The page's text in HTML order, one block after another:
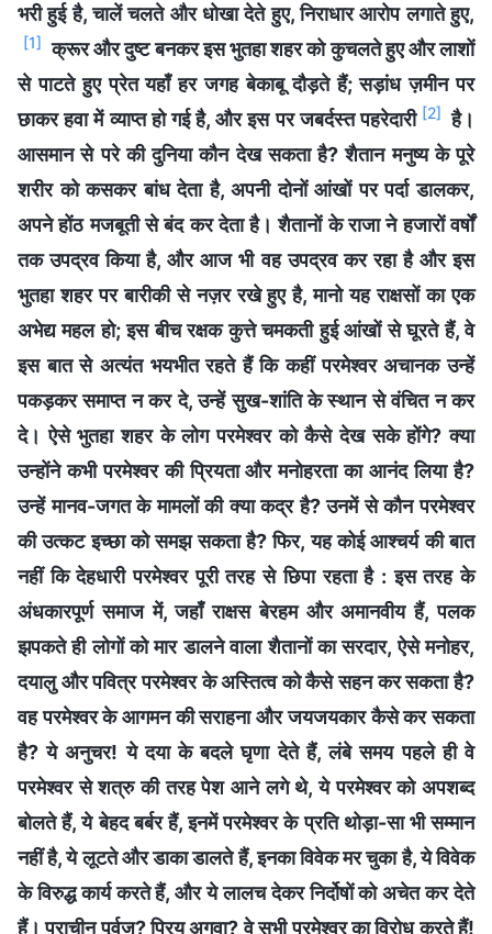
भरी हुई है, चालें चलते और धोखा देते हुए, निराधार आरोप लगाते हुए,
[1] क्रूर और दुष्ट बनकर इस भुतहा शहर को कुचलते हुए और लाशों
से पाटते हुए प्रेत यहाँ हर जगह बेकाबू दौड़ते हैं; सड़ांध ज़मीन पर
छाकर हवा में व्याप्त हो गई है, और इस पर जबर्दस्त पहरेदारी [2] है।
आसमान से परे की दुनिया कौन देख सकता है? शैतान मनुष्य के पूरे
शरीर को कसकर बांध देता है, अपनी दोनों आंखों पर पर्दा डालकर,
अपने होंठ मजबूती से बंद कर देता है। शैतानों के राजा ने हजारों वर्षों
तक उपद्रव किया है, और आज भी वह उपद्रव कर रहा है और इस
भुतहा शहर पर बारीकी से नज़र रखे हुए है, मानो यह राक्षसों का एक
अभेद्य महल हो; इस बीच रक्षक कुत्ते चमकती हुई आंखों से घूरते हैं, वे
इस बात से अत्यंत भयभीत रहते हैं कि कहीं परमेश्वर अचानक उन्हें
पकड़कर समाप्त न कर दे, उन्हें सुख-शांति के स्थान से वंचित न कर
दे। ऐसे भुतहा शहर के लोग परमेश्वर को कैसे देख सके होंगे? क्या
उन्होंने कभी परमेश्वर की प्रियता और मनोहरता का आनंद लिया है?
उन्हें मानव-जगत के मामलों की क्या कद्र है? उनमें से कौन परमेश्वर
की उत्कट इच्छा को समझ सकता है? फिर, यह कोई आश्चर्य की बात
नहीं कि देहधारी परमेश्वर पूरी तरह से छिपा रहता है : इस तरह के
अंधकारपूर्ण समाज में, जहाँ राक्षस बेरहम और अमानवीय हैं, पलक
झपकते ही लोगों को मार डालने वाला शैतानों का सरदार, ऐसे मनोहर,
दयालु और पवित्र परमेश्वर के अस्तित्व को कैसे सहन कर सकता है?
वह परमेश्वर के आगमन की सराहना और जयजयकार कैसे कर सकता
है? ये अनुचर! ये दया के बदले घृणा देते हैं, लंबे समय पहले ही वे
परमेश्वर से शत्रु की तरह पेश आने लगे थे, ये परमेश्वर को अपशब्द
बोलते हैं, ये बेहद बर्बर हैं, इनमें परमेश्वर के प्रति थोड़ा-सा भी सम्मान
नहीं है, ये लूटते और डाका डालते हैं, इनका विवेक मर चुका है, ये विवेक
के विरुद्ध कार्य करते हैं, और ये लालच देकर निर्दोषों को अचेत कर देते
हैं। प्राचीन पूर्वज? प्रिय अगुवा? वे सभी परमेश्वर का विरोध करते हैं!